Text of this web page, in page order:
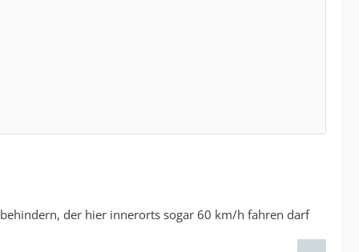
der hier innerorts sogar 60 km/h fahren darf